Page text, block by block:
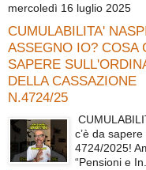
mercoledì 16 luglio 2025
CUMULABILITA'
ASSEGNO IO? COSA
SAPERE
DELLA CASSAZIONE
N.4724/25
c’è da
4724/2025!
“Pensioni e